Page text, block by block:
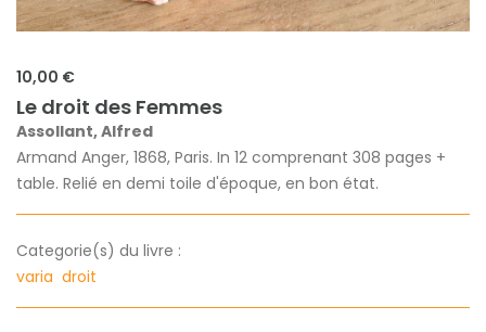
10,00 €
Le droit des Femmes
Assollant, Alfred
Armand Anger, 1868, Paris. In 12 comprenant 308 pages +
table. Relié en demi toile d'époque, en bon état.
Categorie(s) du livre :
varia droit